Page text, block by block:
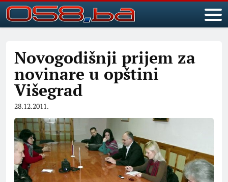
Novogodišnji prijem za
novinare u opštini
Višegrad
28.12.2011.